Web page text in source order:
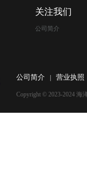
关注我们
公司简介
公司简介 营业执照
Copyright © 2023-2024 海